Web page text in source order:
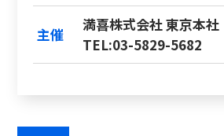
主催
満喜株式会社 東京本社
TEL:03-5829-5682